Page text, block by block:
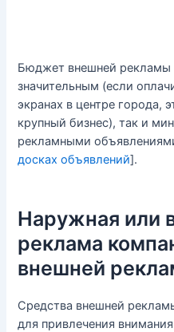
Бюджет внешней рекламы
значительным (если
экранах в центре города,
крупный бизнес), так и
рекламными
досках объявлений].
Наружная или
реклама
внешней
Средства внешней
для привлечения